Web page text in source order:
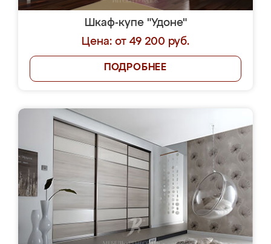
Шкаф-купе "Удоне"
Цена: от 49 200 руб.
ПОДРОБНЕЕ